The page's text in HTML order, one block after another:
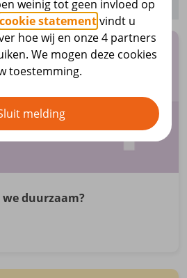
duurzaam?
weinig tot geen invloed op
cookie statementvindt u
hoe wij en onze 4 partners
We mogen deze cookies
toestemming.
melding